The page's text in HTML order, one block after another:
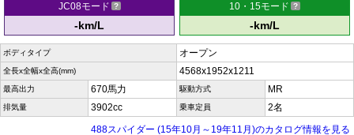
JC08モード
-km/L
10・15モード
-km/L
ボディタイプ オープン
全長x全幅x全高(mm) 4568x1952x1211
最高出力 670馬力 駆動方式 MR
排気量 3902cc 乗車定員
2名
488スパイダー (15年10月～19年11月)のカタログ情報を見る